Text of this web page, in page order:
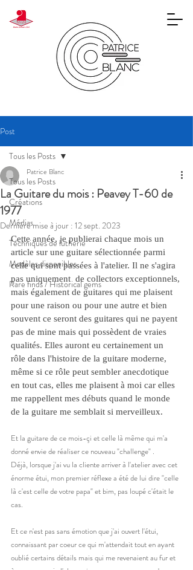
Post
Tous les Posts
Créations
Médias
Techniques de lutherie
Modèles disponibles
Rare finds / Historical gems
Tous les Posts
La Guitare du mois : Peavey T-60 de
1977
Patrice Blanc
Dernière mise à jour : 12 sept. 2023
Cette année, je publierai chaque mois un
article sur une guitare sélectionnée parmi
celle qui sont passées à l'atelier. Il ne s'agira
pas uniquement  de collectors exceptionnels,
mais également de guitares qui me plaisent
pour une raison ou pour une autre et bien
souvent ce seront des guitares qui ne payent
pas de mine mais qui possèdent de vraies
qualités. Elles auront eu certainement un
rôle dans l'histoire de la guitare moderne,
même si ce rôle peut sembler anecdotique
en tout cas, elles me plaisent à moi car elles
me rappellent mes débuts quand le monde
de la guitare me semblait si merveilleux.
Et la guitare de ce mois-çi et celle là même qui m'a
donné envie de réaliser ce nouveau "challenge" .
Déjà, lorsque j'ai vu la cliente arriver à l'atelier avec cet
énorme étui, mon premier réflexe a été de lui dire "celle
là c'est celle de votre papa" et bim, pas loupé c'était le
cas.
Et ce n'est pas sans émotion que j'ai ouvert l'étui,
connaissant par coeur ce qui m'attendait tout en ayant
oublié certains détails mais qui me revenaient au fur et